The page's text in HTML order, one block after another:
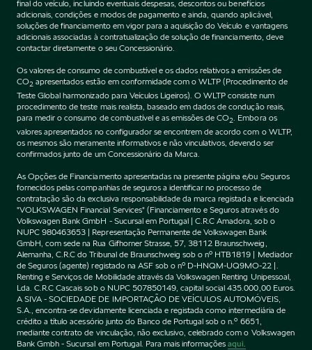
final do veículo, incluindo eventuais despesas, descontos ou benefícios
adicionais, condições e modos de pagamento e ainda, quando aplicável,
soluções de financiamento em vigor para a aquisição do Veículo e vantagens
adicionais associadas à contratualização de solução de financiamento, deve
contactar diretamente o seu Concessionário.
Os valores de consumo de combustível e os dados relativos a emissões de
CO2 apresentados estão em conformidade com o WLTP (Procedimento de
Teste Global harmonizado para Veículos Ligeiros). O WLTP consiste num
procedimento de teste mais realista, baseado em dados de condução reais,
para medir o consumo de combustível e as emissões de CO2 . Embora os
valores apresentados no configurador se encontrem de acordo com o WLTP,
os mesmos são meramente informativos e não vinculativos, devendo ser
confirmados junto de um Concessionário da Marca.
As Opções de Financiamento apresentadas na presente página e/ou Seguros
fornecidos pelas companhias de seguros a identificar no processo de
contratação são da exclusiva responsabilidade da marca registada e licenciada
"VOLKSWAGEN Financial Services" (Financiamento e Seguros através do
Volkswagen Bank GmbH - Sucursal em Portugal | C.R.C Amadora, sob o
NUPC 980463653 | Representação Permanente de Volkswagen Bank
GmbH, com sede na Rua Gifhorner Strasse, 57, 38112 Braunschweig,
Alemanha, C.R.C do Tribunal de Braunschweig sob o nº HTB1819 | Mediador
de Seguros (agente) registado na ASF sob o nº D-HNQM-UQ9MO-22 |.
Renting e Serviços de Mobilidade através da Volkswagen Renting Unipessoal,
Lda. C.R.C Cascais sob o NUPC 507850149, capital social 435.000,00 Euros.
A SIVA - SOCIEDADE DE IMPORTAÇÃO DE VEÍCULOS AUTOMÓVEIS,
S.A., encontra-se devidamente licenciada e registada como intermediária de
crédito a título acessório junto do Banco de Portugal sob o n.º 6651,
mediante contrato de vinculação, não exclusivo, celebrado com o Volkswagen
Bank Gmbh - Sucursal em Portugal. Para mais informaçõesaqui.